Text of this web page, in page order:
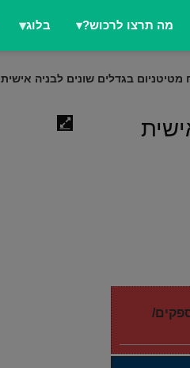
מה תרצו לרכוש? בלוג
מטיטניום בגדלים שונים לבניה אישית